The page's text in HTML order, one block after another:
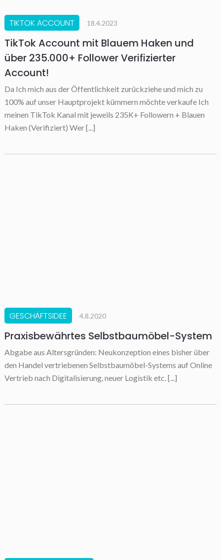
TIKTOK ACCOUNT 18.4.2023
TikTok Account mit Blauem Haken und
über 235.000+ Follower Verifizierter
Account!
Da Ich mich aus der Öffentlichkeit zurückziehe und mich zu
100% auf unser Hauptprojekt kümmern möchte verkaufe Ich
meinen TikTok Kanal mit jeweils 235K+ Followern + Blauen
Haken (Verifiziert) Wer [...]
GESCHÄFTSIDEE 4.8.2020
Praxisbewährtes Selbstbaumöbel-System
Abgabe aus Altersgründen: Neukonzeption eines bisher über
den Handel vertriebenen Selbstbaumöbel-Systems auf Online
Vertrieb nach Digitalisierung, neuer Logistik etc. [...]